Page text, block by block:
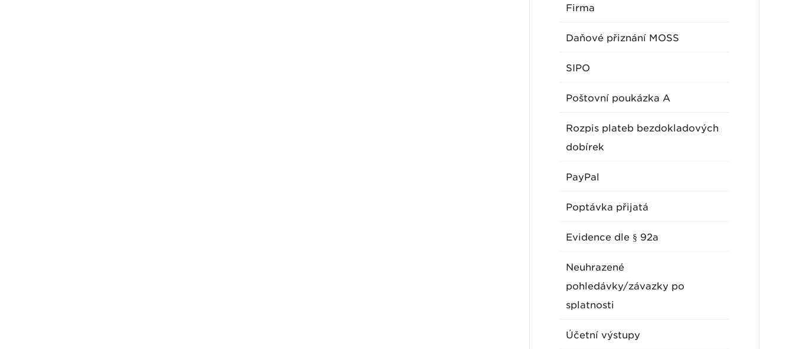
Firma
Daňové přiznání MOSS
SIPO
Poštovní poukázka A
Rozpis plateb bezdokladových
dobírek
PayPal
Poptávka přijatá
Evidence dle § 92a
Neuhrazené
pohledávky/závazky po
splatnosti
Účetní výstupy